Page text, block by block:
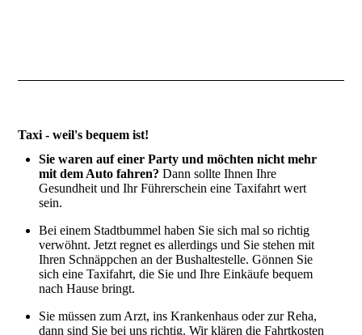
Taxi - weil's bequem ist!
Sie waren auf einer Party und möchten nicht mehr
mit dem Auto fahren? Dann sollte Ihnen Ihre
Gesundheit und Ihr Führerschein eine Taxifahrt wert
sein.
Bei einem Stadtbummel haben Sie sich mal so richtig
verwöhnt. Jetzt regnet es allerdings und Sie stehen mit
Ihren Schnäppchen an der Bushaltestelle. Gönnen Sie
sich eine Taxifahrt, die Sie und Ihre Einkäufe bequem
nach Hause bringt.
Sie müssen zum Arzt, ins Krankenhaus oder zur Reha,
dann sind Sie bei uns richtig. Wir klären die Fahrtkosten